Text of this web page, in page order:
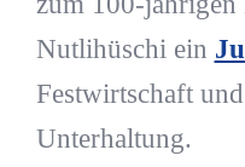
Nutlihüschi ein
Festwirtschaft
Unterhaltung.